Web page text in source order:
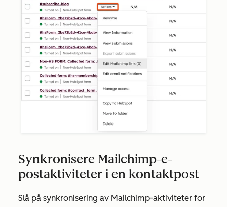
Synkronisere Mailchimp-e-
postaktiviteter i en kontaktpost
Slå på synkronisering av Mailchimp-aktiviteter for